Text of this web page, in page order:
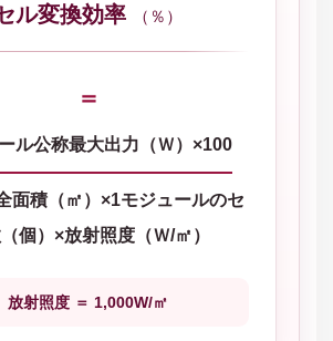
ル変換効率 （％）
＝
ル公称最大出力（Ｗ）×100
面積（㎡）×1モジュールのセ
個）×放射照度（Ｗ/㎡）
放射照度 ＝ 1,000W/㎡